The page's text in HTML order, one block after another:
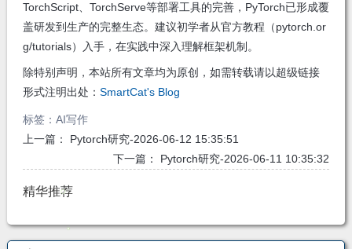
TorchScript、TorchServe等部署工具的完善，PyTorch已形成覆
盖研发到生产的完整生态。建议初学者从官方教程（pytorch.or
g/tutorials）入手，在实践中深入理解框架机制。
除特别声明，本站所有文章均为原创，如需转载请以超级链接
形式注明出处： SmartCat's Blog
标签： AI写作
上一篇： Pytorch研究-2026-06-12 15:35:51
下一篇： Pytorch研究-2026-06-11 10:35:32
精华推荐